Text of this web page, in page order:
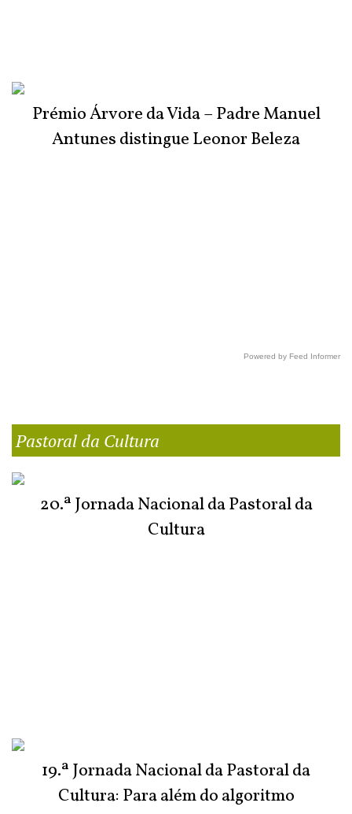
Prémio Árvore da Vida – Padre Manuel
Antunes distingue Leonor Beleza
Powered by Feed Informer
Pastoral da Cultura
20.ª Jornada Nacional da Pastoral da
Cultura
19.ª Jornada Nacional da Pastoral da
Cultura: Para além do algoritmo